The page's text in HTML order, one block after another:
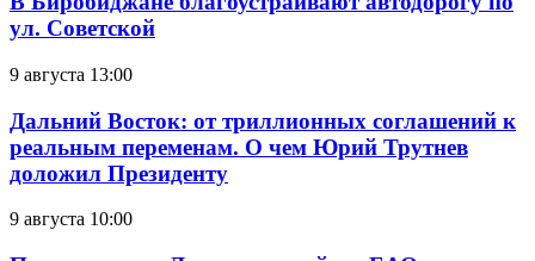
ул. Советской
9 августа 13:00
Дальний Восток: от триллионных соглашений к
реальным переменам. О чем Юрий Трутнев
доложил Президенту
9 августа 10:00